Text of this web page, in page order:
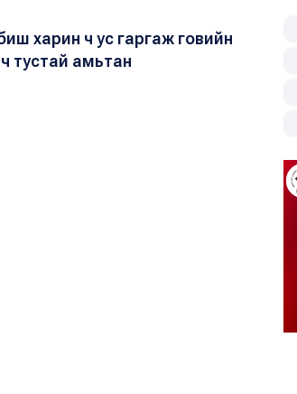
харин ч ус гаргаж говийн
тустай амьтан